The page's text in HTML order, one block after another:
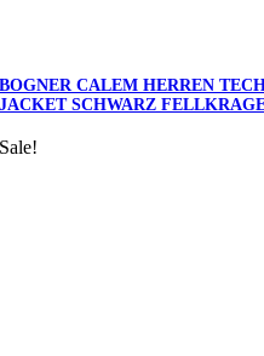
BOGNER CALEM HERREN
JACKET SCHWARZ
Sale!